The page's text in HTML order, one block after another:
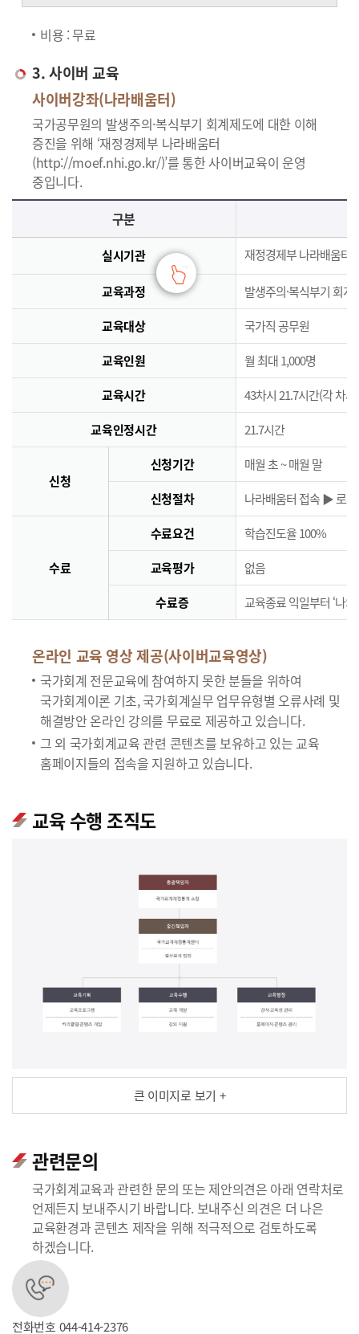
비용 : 무료
3. 사이버 교육
사이버강좌(나라배움터)
국가공무원의 발생주의·복식부기 회계제도에 대한 이해
증진을 위해 ‘재정경제부 나라배움터
(http://moef.nhi.go.kr/)’를 통한 사이버교육이 운영
중입니다.
사이버교육의 사이버강좌(나라배움터)에 대한 안내로 실시기관, 교육과정, 대상, 인원, 시간, 인정시간, 신청(기간,절차), 수료(요건,평가,수료증)으로 구분되며 이에 해당하는 내용으로 구성된 표 입니다.
구분
실시기관 재정경제부 나라배움터(
교육과정 발생주의·복식부기 회계
교육대상 국가직 공무원
교육인원 월 최대 1,000명
교육시간 43차시 21.7시간(각 차
교육인정시간 21.7시간
신청
신청기간 매월 초 ~ 매월 말
신청절차 나라배움터 접속 ▶ 로그
수료
수료요건 학습진도율 100%
교육평가 없음
수료증 교육종료 익일부터 ‘나
온라인 교육 영상 제공(사이버교육영상)
국가회계 전문교육에 참여하지 못한 분들을 위하여
국가회계이론 기초, 국가회계실무 업무유형별 오류사례 및
해결방안 온라인 강의를 무료로 제공하고 있습니다.
그 외 국가회계교육 관련 콘텐츠를 보유하고 있는 교육
홈페이지들의 접속을 지원하고 있습니다.
교육 수행 조직도
큰 이미지로 보기 +
관련문의
국가회계교육과 관련한 문의 또는 제안의견은 아래 연락처로
언제든지 보내주시기 바랍니다. 보내주신 의견은 더 나은
교육환경과 콘텐츠 제작을 위해 적극적으로 검토하도록
하겠습니다.
전화번호 044-414-2376